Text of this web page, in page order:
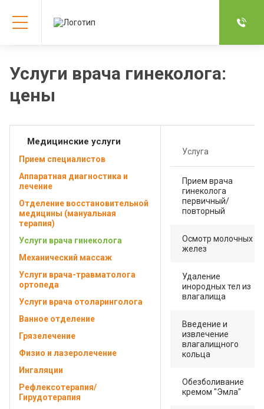
Услуги врача гинеколога:
цены
Медицинские услуги
Прием специалистов
Аппаратная диагностика и
лечение
Отделение восстановительной
медицины (мануальная
терапия)
Услуги врача гинеколога
Механический массаж
Услуги врача-травматолога
ортопеда
Услуги врача отоларинголога
Ванное отделение
Грязелечение
Физио и лазеролечение
Ингаляции
Рефлексотерапия/
Гирудотерапия
Услуга
Прием врача
гинеколога
первичный/
повторный
Осмотр молочных
желез
Удаление
инородных тел из
влагалища
Введение и
извлечение
влагалищного
кольца
Обезболивание
кремом "Эмла"